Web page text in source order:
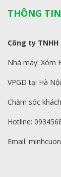
THÔNG
Công ty
Nhà máy: Xóm
VPGD tại Hà
Chăm sóc
Hotline:
Email: